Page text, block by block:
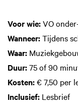
Voor wie:VO
Wanneer:Tijdens
Waar:
Duur:75 of 90
Kosten:€ 7,50 per
Inclusief: Lesbrief